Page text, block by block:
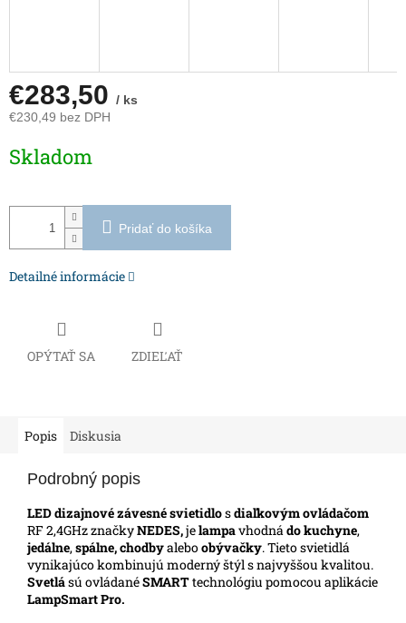
€283,50 / ks
€230,49 bez DPH
cena:
Skladom
Pridať do košíka
Detailné informácie
OPÝTAŤ SA ZDIEĽAŤ
Popis Diskusia
Podrobný popis
LED dizajnové závesné svietidlosdiaľkovým ovládačom
RF 2,4GHz značkyNEDES,jelampavhodnádo kuchyne,
jedálne,spálne, chodbyaleboobývačky. Tieto svietidlá
vynikajúco kombinujú moderný štýl s najvyššou kvalitou.
Svetlású ovládanéSMARTtechnológiu pomocou aplikácie
LampSmart Pro.